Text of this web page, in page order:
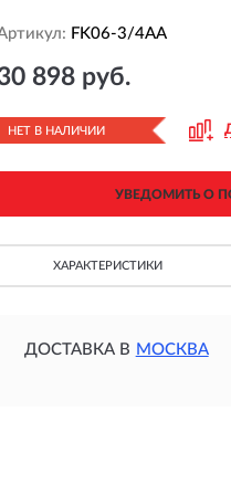
FK06-3/4AA
898 руб.
НЕТ В НАЛИЧИИ
УВЕДОМИТЬ О
ХАРАКТЕРИСТИКИ
ДОСТАВКА В МОСКВА